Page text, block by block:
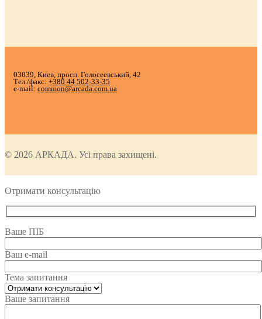
03039, Киев, просп. Голосеевський, 42
Тел./факс: +380 44 502-33-35
e-mail: common@arcada.com.ua
© 2026 АРКАДА. Усі права захищені.
Отримати консультацію
Ваше ПІБ
Ваш e-mail
Тема запитання
Ваше запитання